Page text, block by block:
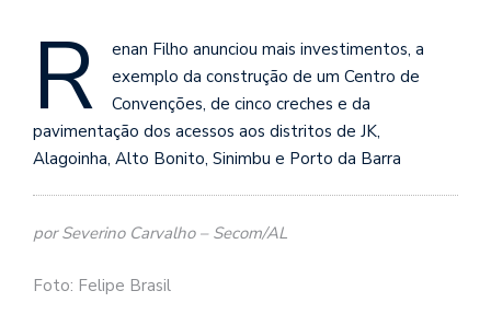
R
enan Filho anunciou mais investimentos, a
exemplo da construção de um Centro de
Convenções, de cinco creches e da
pavimentação dos acessos aos distritos de JK,
Alagoinha, Alto Bonito, Sinimbu e Porto da Barra
por Severino Carvalho – Secom/AL
Foto: Felipe Brasil